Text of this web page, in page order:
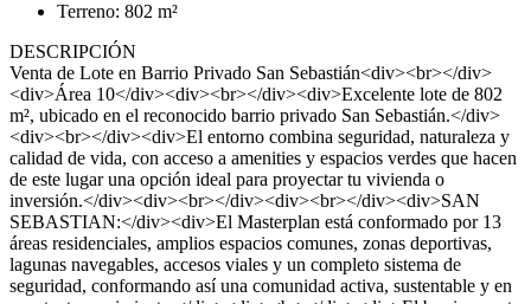
Terreno: 802 m²
DESCRIPCIÓN
Venta de Lote en Barrio Privado San Sebastián<div><br></div>
<div>Área 10</div><div><br></div><div>Excelente lote de 802
m², ubicado en el reconocido barrio privado San Sebastián.</div>
<div><br></div><div>El entorno combina seguridad, naturaleza y
calidad de vida, con acceso a amenities y espacios verdes que hacen
de este lugar una opción ideal para proyectar tu vivienda o
inversión.</div><div><br></div><div><br></div><div>SAN
SEBASTIAN:</div><div>El Masterplan está conformado por 13
áreas residenciales, amplios espacios comunes, zonas deportivas,
lagunas navegables, accesos viales y un completo sistema de
seguridad, conformando así una comunidad activa, sustentable y en